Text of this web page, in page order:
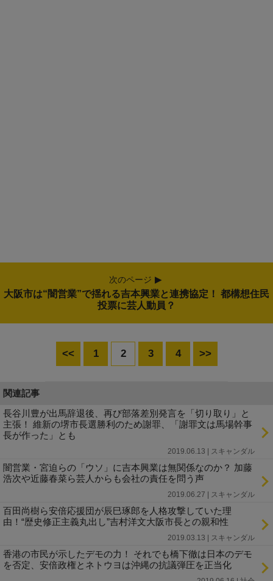
次のページ
大阪市は“闇営業”で揺れる吉本興業と連携協定！ 都構想住民
投票に芸人動員？
<< 1 2 3 4 >>
関連記事
長谷川豊が出馬辞退後、再び部落差別発言を「切り取り」と
主張！ 維新の堺市長選勝利のため謝罪、「謝罪文は馬場幹事
長が作った」とも
2019.06.13 | スキャンダル
闇営業・宮迫らの「ウソ」に吉本興業は無関係なのか？ 加藤
浩次や近藤春菜ら芸人からも会社の責任を問う声
2019.06.27 | スキャンダル
百田尚樹ら安倍応援団が辰巳琢郎を人格攻撃していた理
由！“歴史修正主義丸出し”吉村洋文大阪市長との親和性
2019.03.13 | スキャンダル
香港の市民が示したデモの力！ それでも橋下徹は日本のデモ
を否定、安倍政権とネトウヨは沖縄の抗議弾圧を正当化